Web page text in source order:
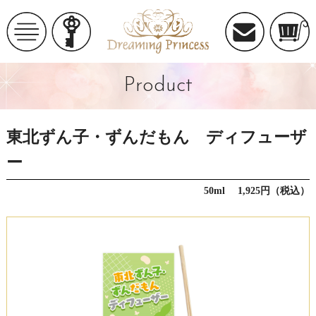
Product
東北ずん子・ずんだもん ディフューザ
ー
50ml 1,925円（税込）